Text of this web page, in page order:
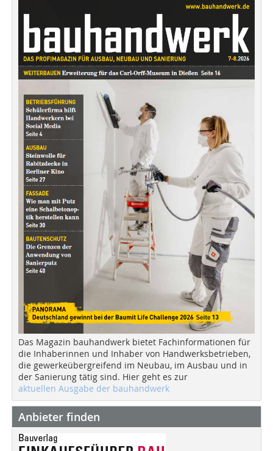
Das Magazin bauhandwerk bietet Fachinformationen für
die Inhaberinnen und Inhaber von Handwerksbetrieben,
die gewerkeübergreifend im Neubau, im Ausbau und in
der Sanierung tätig sind. Hier geht es zur
aktuellen Ausgabe der bauhandwerk
Anbieter finden